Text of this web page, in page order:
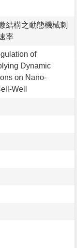
結構之動態機械刺
率
of
Dynamic
on Nano-
Well